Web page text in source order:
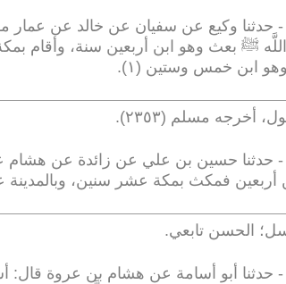
- حدثنا وكيع عن سفيان عن خالد عن
ﷺ بعث وهو ابن أربعين سنة، وأقام
ابن خمس وستين (١)
.
.
- حدثنا حسين بن علي عن زائدة عن
أربعين فمكث بمكة عشر سنين، وبالمدينة
.
- حدثنا أبو أسامة عن هشام بن عروة